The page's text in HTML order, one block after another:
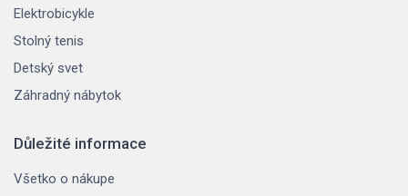
Elektrobicykle
Stolný tenis
Detský svet
Záhradný nábytok
Důležité informace
Všetko o nákupe